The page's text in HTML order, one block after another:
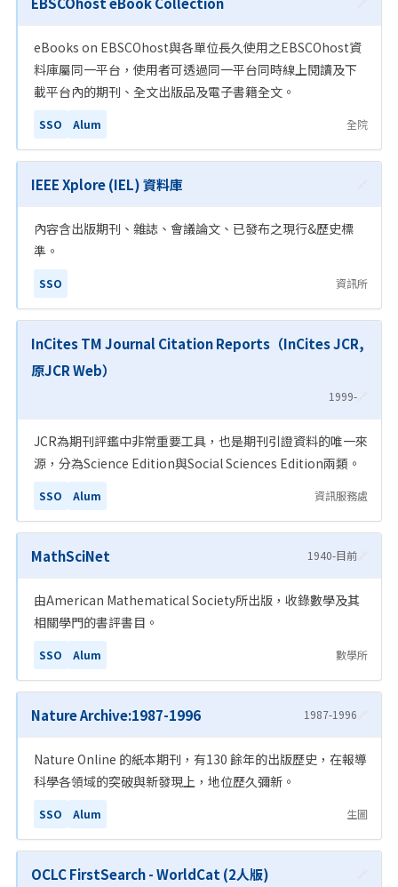
eBooks on EBSCOhost與各單位長久使用之EBSCOhost資
料庫屬同一平台，使用者可透過同一平台同時線上閱讀及下
載平台內的期刊、全文出版品及電子書籍全文。
SSO Alum 全院
IEEE Xplore (IEL) 資料庫 🔗
內容含出版期刊、雜誌、會議論文、已發布之現行&歷史標
準。
SSO 資訊所
InCites TM Journal Citation Reports（InCites JCR,
原JCR Web）
1999-🔗
JCR為期刊評鑑中非常重要工具，也是期刊引證資料的唯一來
源，分為Science Edition與Social Sciences Edition兩類。
SSO Alum 資訊服務處
MathSciNet 1940-目前🔗
由American Mathematical Society所出版，收錄數學及其
相關學門的書評書目。
SSO Alum 數學所
Nature Archive:1987-1996 1987-1996 🔗
Nature Online 的紙本期刊，有130 餘年的出版歷史，在報導
科學各領域的突破與新發現上，地位歷久彌新。
SSO Alum 生圖
OCLC FirstSearch - WorldCat (2人版) 🔗